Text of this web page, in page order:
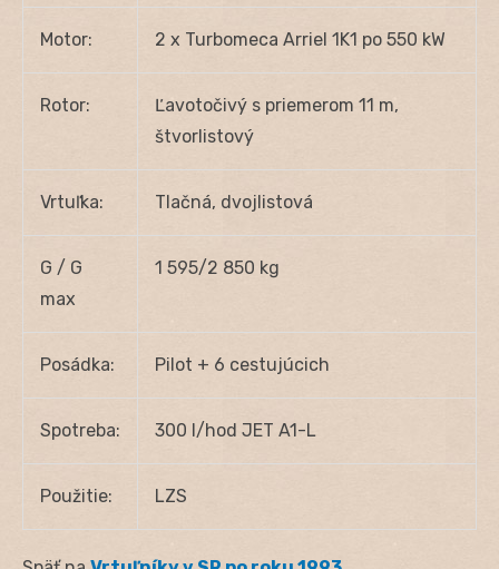
Motor: 2 x Turbomeca Arriel 1K1 po 550 kW
Rotor:
Ľavotočivý s priemerom 11 m,
štvorlistový
Vrtuľka: Tlačná, dvojlistová
G / G
max
1 595/2 850 kg
Posádka: Pilot + 6 cestujúcich
Spotreba: 300 l/hod JET A1-L
Použitie: LZS